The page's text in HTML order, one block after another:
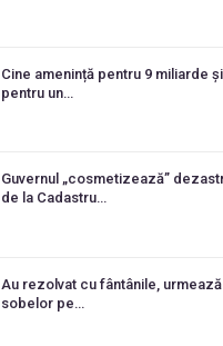
Cine amenință pentru 9 miliarde
pentru un…
Guvernul „cosmetizează”
de la Cadastru…
Au rezolvat cu fântânile,
sobelor pe…